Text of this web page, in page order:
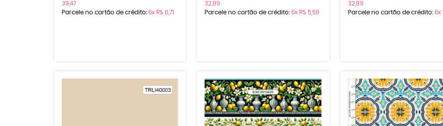
39,47
Parcele no cartão de crédito: 6x R$ 6,71
32,89
Parcele no cartão de crédito: 6x R$ 5,59
32,89
Parcele no cartão de crédito: 6x